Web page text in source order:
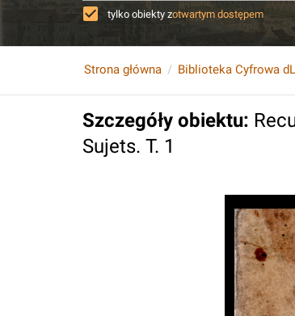
tylko obiekty zotwartym dostępem
Strona główna Biblioteka Cyfrowa
Szczegóły obiektu:
Sujets. T. 1